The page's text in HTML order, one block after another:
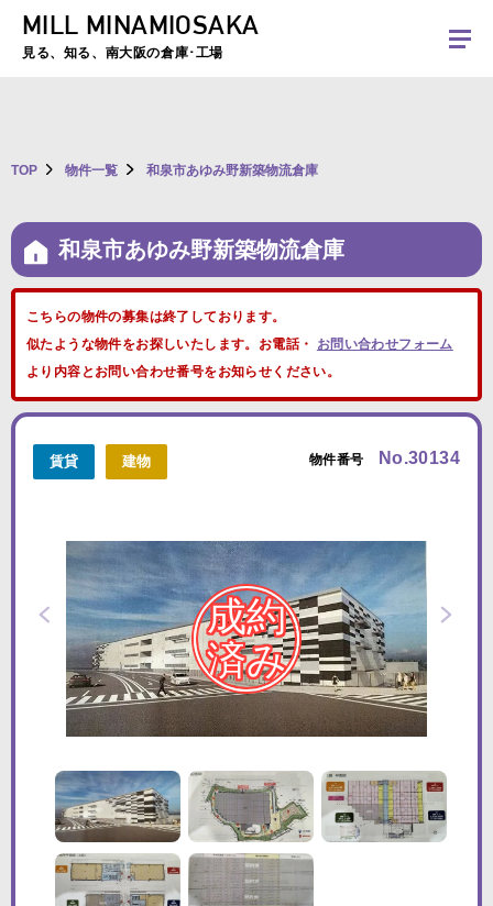
夏季休暇のお知らせ：2026年8月8日(土)～8月16日(日)まで休業とさせていた
MILL MINAMIOSAKA
見る、知る、南大阪の倉庫･工場
TOP 物件一覧 和泉市あゆみ野新築物流倉庫
和泉市あゆみ野新築物流倉庫
こちらの物件の募集は終了しております。
似たような物件をお探しいたします。お電話・ お問い合わせフォーム
より内容とお問い合わせ番号をお知らせください。
賃貸 建物 物件番号 No.30134